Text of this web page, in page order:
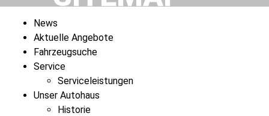
News
Aktuelle Angebote
Fahrzeugsuche
Service
Serviceleistungen
Unser Autohaus
Historie